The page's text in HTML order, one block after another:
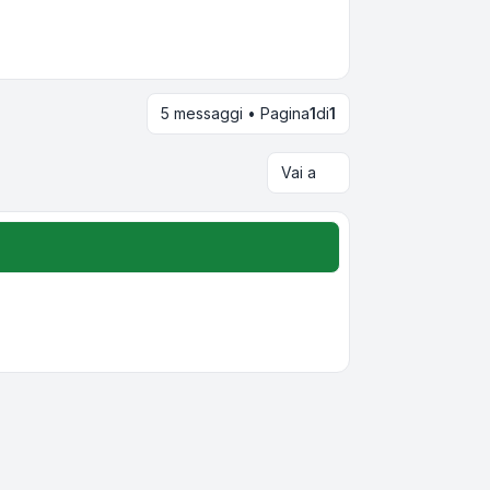
5 messaggi • Pagina1di1
Vai a